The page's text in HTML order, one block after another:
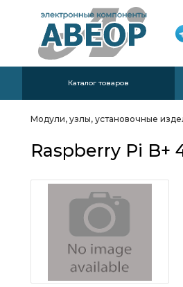
Каталог товаров
Модули, узлы, установочные
Raspberry Pi B+